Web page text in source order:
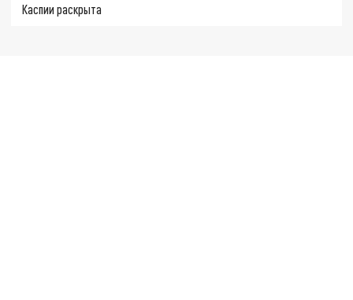
Каспии раскрыта